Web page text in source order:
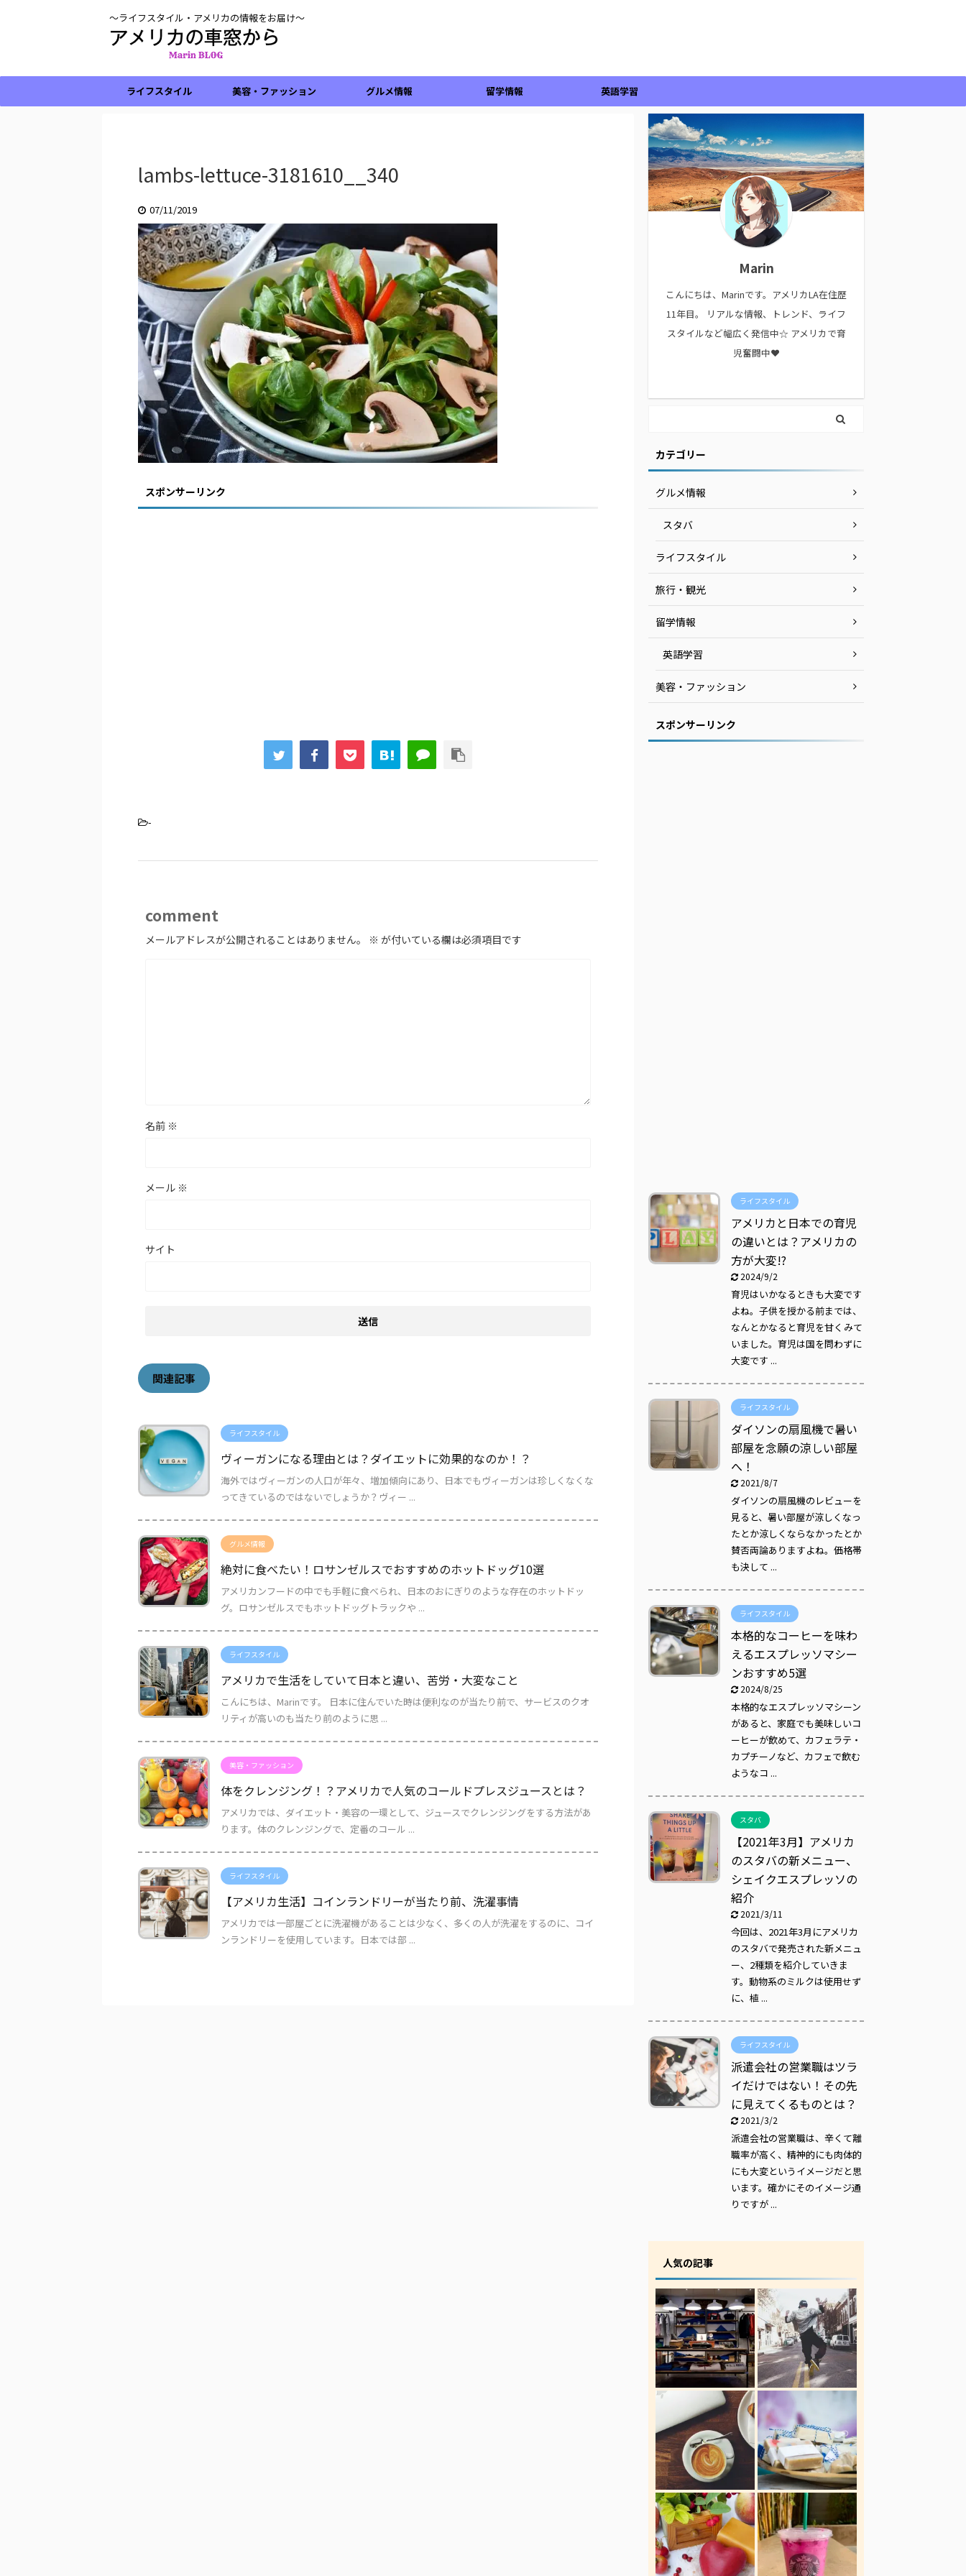
〜ライフスタイル・アメリカの情報をお届け〜
ライフスタイル 美容・ファッション グルメ情報 留学情報 英語学習
lambs-lettuce-3181610__340
07/11/2019
スポンサーリンク
-
comment
メールアドレスが公開されることはありません。 ※ が付いている欄は必須項目です
名前 ※
メール ※
サイト
関連記事
ライフスタイル
ヴィーガンになる理由とは？ダイエットに効果的なのか！？
海外ではヴィーガンの人口が年々、増加傾向にあり、日本でもヴィーガンは珍しくなくな
ってきているのではないでしょうか？ヴィー ...
グルメ情報
絶対に食べたい！ロサンゼルスでおすすめのホットドッグ10選
アメリカンフードの中でも手軽に食べられ、日本のおにぎりのような存在のホットドッ
グ。ロサンゼルスでもホットドッグトラックや ...
ライフスタイル
アメリカで生活をしていて日本と違い、苦労・大変なこと
こんにちは、Marinです。 日本に住んでいた時は便利なのが当たり前で、サービスのクオ
リティが高いのも当たり前のように思 ...
美容・ファッション
体をクレンジング！？アメリカで人気のコールドプレスジュースとは？
アメリカでは、ダイエット・美容の一環として、ジュースでクレンジングをする方法があ
ります。体のクレンジングで、定番のコール ...
ライフスタイル
【アメリカ生活】コインランドリーが当たり前、洗濯事情
アメリカでは一部屋ごとに洗濯機があることは少なく、多くの人が洗濯をするのに、コイ
ンランドリーを使用しています。日本では部 ...
Marin
こんにちは、Marinです。アメリカLA在住歴
11年目。 リアルな情報、トレンド、ライフ
スタイルなど幅広く発信中☆ アメリカで育
児奮闘中❤︎
カテゴリー
グルメ情報
スタバ
ライフスタイル
旅行・観光
留学情報
英語学習
美容・ファッション
スポンサーリンク
ライフスタイル
アメリカと日本での育児
の違いとは？アメリカの
方が大変!?
2024/9/2
育児はいかなるときも大変です
よね。子供を授かる前までは、
なんとかなると育児を甘くみて
いました。育児は国を問わずに
大変です ...
ライフスタイル
ダイソンの扇風機で暑い
部屋を念願の涼しい部屋
へ！
2021/8/7
ダイソンの扇風機のレビューを
見ると、暑い部屋が涼しくなっ
たとか涼しくならなかったとか
賛否両論ありますよね。価格帯
も決して ...
ライフスタイル
本格的なコーヒーを味わ
えるエスプレッソマシー
ンおすすめ5選
2024/8/25
本格的なエスプレッソマシーン
があると、家庭でも美味しいコ
ーヒーが飲めて、カフェラテ・
カプチーノなど、カフェで飲む
ようなコ ...
スタバ
【2021年3月】アメリカ
のスタバの新メニュー、
シェイクエスプレッソの
紹介
2021/3/11
今回は、2021年3月にアメリカ
のスタバで発売された新メニュ
ー、2種類を紹介していきま
す。動物系のミルクは使用せず
に、植 ...
ライフスタイル
派遣会社の営業職はツラ
イだけではない！その先
に見えてくるものとは？
2021/3/2
派遣会社の営業職は、辛くて離
職率が高く、精神的にも肉体的
にも大変というイメージだと思
います。確かにそのイメージ通
りですが ...
人気の記事